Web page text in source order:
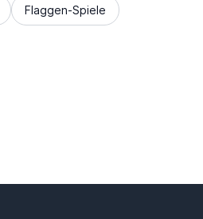
Flaggen-Spiele